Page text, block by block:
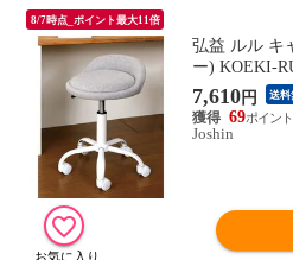
8/7時点_ポイント最大11倍
弘益 ルル キ
ー) KOEKI-
7,610円 送料
69
Joshin